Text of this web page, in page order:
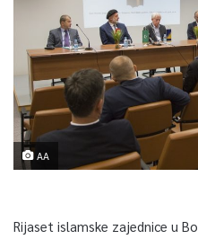
AA
Rijaset islamske zajednice u